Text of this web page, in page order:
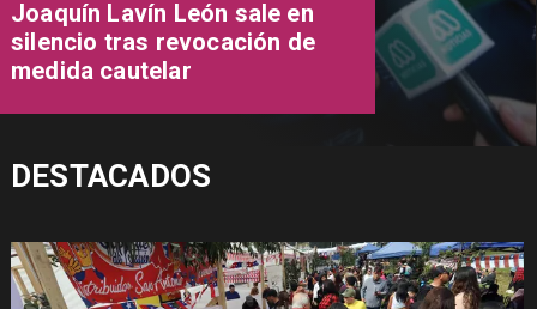
Joaquín Lavín León sale en
silencio tras revocación de
medida cautelar
DESTACADOS